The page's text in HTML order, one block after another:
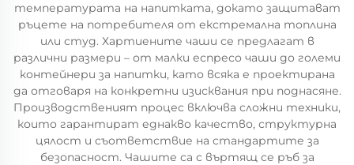
температурата на напитката, докато защитават
ръцете на потребителя от екстремална топлина
или студ. Хартиените чаши се предлагат в
различни размери – от малки еспресо чаши до големи
контейнери за напитки, като всяка е проектирана
да отговаря на конкретни изисквания при поднасяне.
Производственият процес включва сложни техники,
които гарантират еднакво качество, структурна
цялост и съответствие на стандартите за
безопасност. Чашите са с въртящ се ръб за